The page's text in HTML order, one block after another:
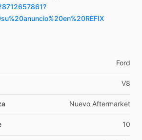
Ford
V8
Nuevo Aftermarket
10